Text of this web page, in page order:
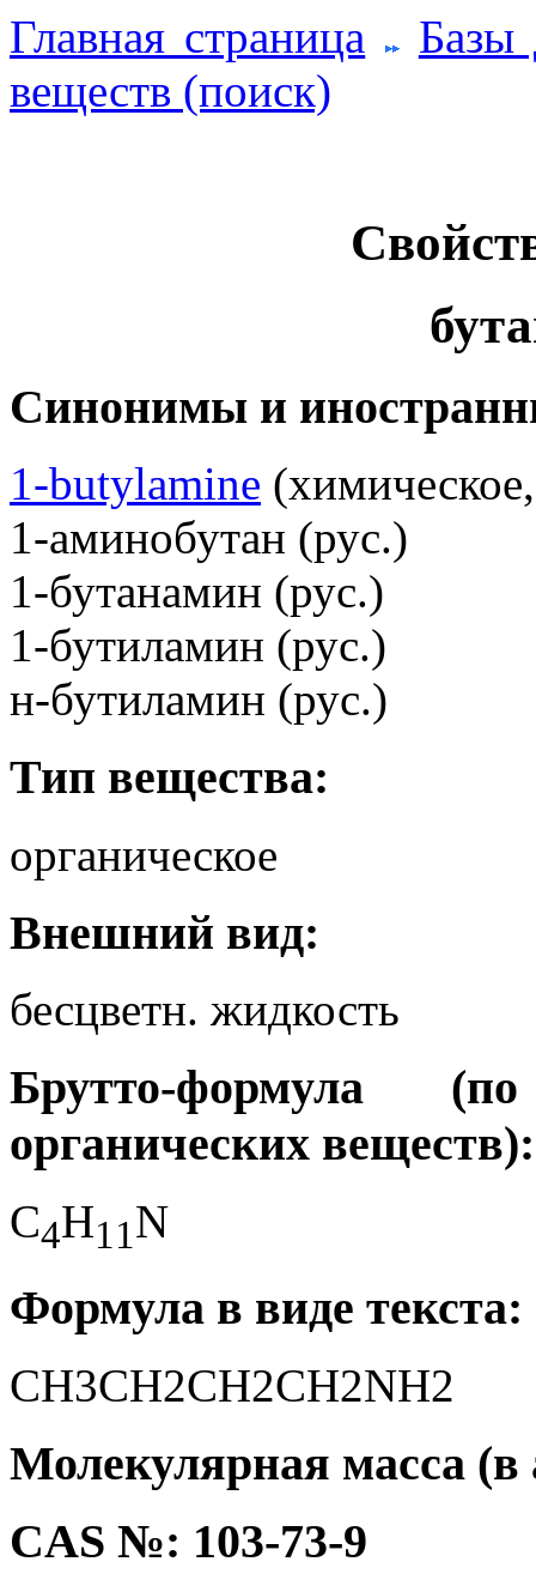
Главная страница
Базы
веществ (поиск)
Синонимы и
1-butylamine
1-аминобутан (рус.)
1-бутанамин (рус.)
1-бутиламин (рус.)
н-бутиламин (рус.)
Тип вещества:
органическое
Внешний вид:
бесцветн. жидкость
Брутто-формула
органических веществ):
C4H1 1N
Формула в виде текста:
CH3CH2CH2CH2NH2
Молекулярная масса (в
CAS №: 103-73-9